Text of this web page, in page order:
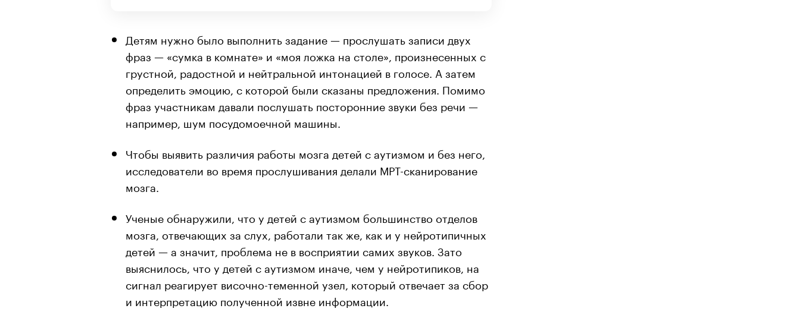
Детям нужно было выполнить задание — прослушать записи двух
фраз — «сумка в комнате» и «моя ложка на столе», произнесенных с
грустной, радостной и нейтральной интонацией в голосе. А затем
определить эмоцию, с которой были сказаны предложения. Помимо
фраз участникам давали послушать посторонние звуки без речи —
например, шум посудомоечной машины.
Чтобы выявить различия работы мозга детей с аутизмом и без него,
исследователи во время прослушивания делали МРТ-сканирование
мозга.
Ученые обнаружили, что у детей с аутизмом большинство отделов
мозга, отвечающих за слух, работали так же, как и у нейротипичных
детей — а значит, проблема не в восприятии самих звуков. Зато
выяснилось, что у детей с аутизмом иначе, чем у нейротипиков, на
сигнал реагирует височно-теменной узел, который отвечает за сбор
и интерпретацию полученной извне информации.